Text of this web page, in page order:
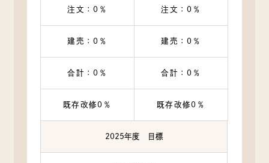
注文：0％ 注文：0％
建売：0％ 建売：0％
合計：0％ 合計：0％
既存改修0％ 既存改修0％
2025年度 目標